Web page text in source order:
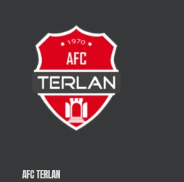
AFC TERLAN